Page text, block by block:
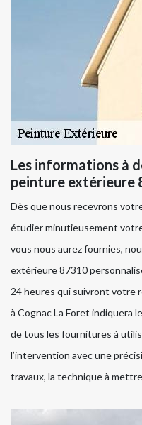
Les informations à
peinture extérieure
Dès que nous recevrons
étudier minutieusement
vous nous aurez fournies,
extérieure 87310
24 heures qui suivront votre
à Cognac La Foret indiquera
de tous les fournitures à
l’intervention avec une
travaux, la technique à